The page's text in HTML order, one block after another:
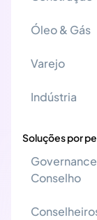
Óleo & Gás
Varejo
Indústria
Soluções por
Conselho